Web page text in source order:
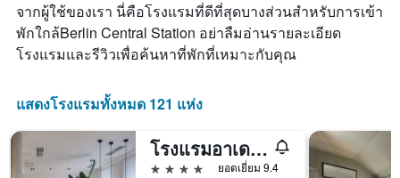
จากผู้ใช้ของเรา นี่คือโรงแรมที่ดีที่สุดบางส่วนสำหรับการเข้า
พักใกล้Berlin Central Station อย่าลืมอ่านรายละเอียด
โรงแรมและรีวิวเพื่อค้นหาที่พักที่เหมาะกับคุณ
แสดงโรงแรมทั้งหมด 121 แห่ง
โรงแรมอาเดลันเต บูทีค
4 ดาว
ยอดเยี่ยม 9.4